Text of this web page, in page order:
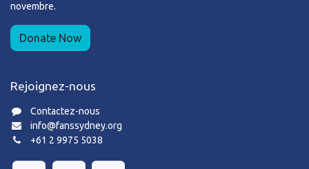
novembre.
Donate Now
Rejoignez-nous
Contactez-nous
info@fanssydney.org
+61 2 9975 5038